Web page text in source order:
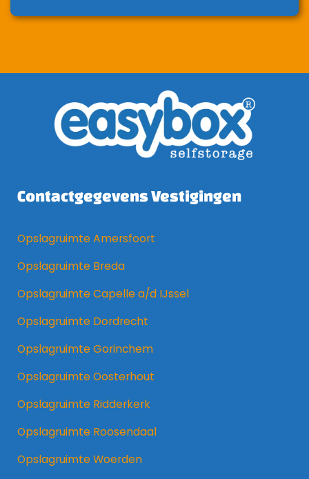
Contactgegevens Vestigingen
Opslagruimte Amersfoort
Opslagruimte Breda
Opslagruimte Capelle a/d IJssel
Opslagruimte Dordrecht
Opslagruimte Gorinchem
Opslagruimte Oosterhout
Opslagruimte Ridderkerk
Opslagruimte Roosendaal
Opslagruimte Woerden